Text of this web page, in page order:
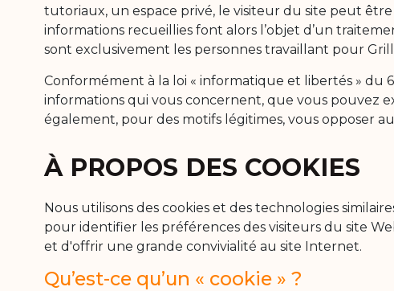
tutoriaux, un espace privé, le visiteur du site peut
informations recueillies font alors l’objet d’un
sont exclusivement les personnes travaillant pour
Conformément à la loi « informatique et libertés » du
informations qui vous concernent, que vous pouvez
également, pour des motifs légitimes, vous opposer
À PROPOS DES COOKIES
Nous utilisons des cookies et des technologies
pour identifier les préférences des visiteurs du site
et d'offrir une grande convivialité au site Internet.
Qu’est-ce qu’un « cookie » ?